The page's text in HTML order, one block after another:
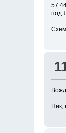
под
Ник,